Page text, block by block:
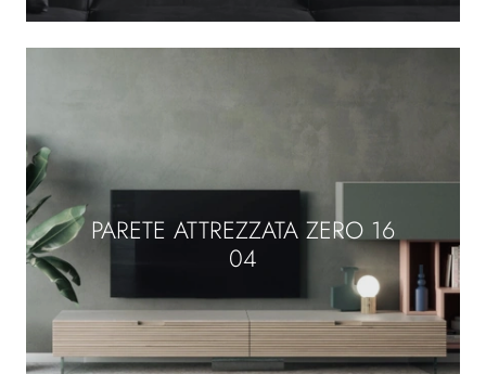
PARETE ATTREZZATA ZERO 16
04